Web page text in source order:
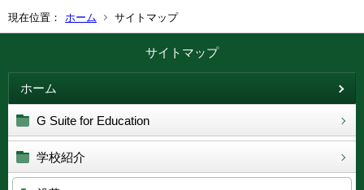
現在位置： ホーム サイトマップ
サイトマップ
ホーム
G Suite for Education
学校紹介